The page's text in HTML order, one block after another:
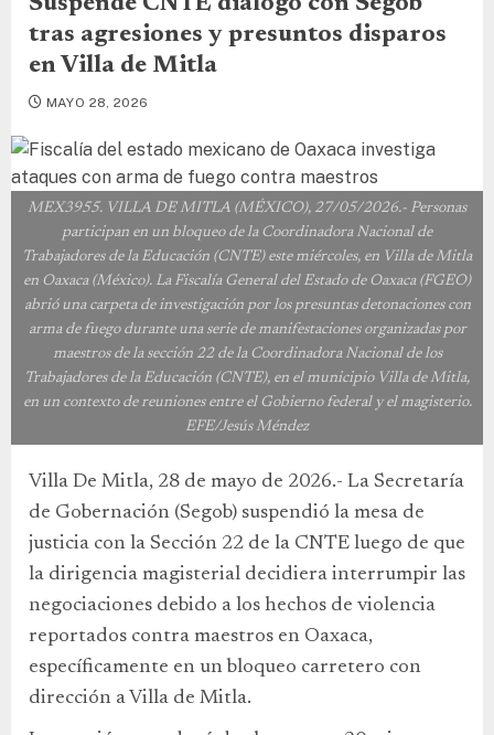
tras agresiones y presuntos disparos
en Villa de Mitla
MAYO 28, 2026
MEX3955. VILLA DE MITLA (MÉXICO), 27/05/2026.- Personas
participan en un bloqueo de la Coordinadora Nacional de
Trabajadores de la Educación (CNTE) este miércoles, en Villa de Mitla
en Oaxaca (México). La Fiscalía General del Estado de Oaxaca (FGEO)
abrió una carpeta de investigación por los presuntas detonaciones con
arma de fuego durante una serie de manifestaciones organizadas por
maestros de la sección 22 de la Coordinadora Nacional de los
Trabajadores de la Educación (CNTE), en el municipio Villa de Mitla,
en un contexto de reuniones entre el Gobierno federal y el magisterio.
EFE/Jesús Méndez
Villa De Mitla, 28 de mayo de 2026.- La Secretaría
de Gobernación (Segob) suspendió la mesa de
justicia con la Sección 22 de la CNTE luego de que
la dirigencia magisterial decidiera interrumpir las
negociaciones debido a los hechos de violencia
reportados contra maestros en Oaxaca,
específicamente en un bloqueo carretero con
dirección a Villa de Mitla.